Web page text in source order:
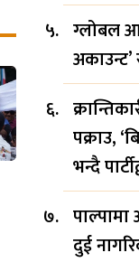
ग्लोबल
पक्राउ,
भन्दै
दुई